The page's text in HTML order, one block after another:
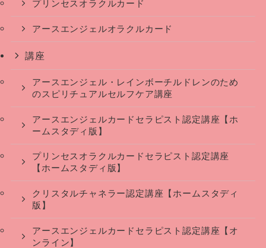
プリンセスオラクルカード
アースエンジェルオラクルカード
講座
アースエンジェル・レインボーチルドレンのため
のスピリチュアルセルフケア講座
アースエンジェルカードセラピスト認定講座【ホ
ームスタディ版】
プリンセスオラクルカードセラピスト認定講座
【ホームスタディ版】
クリスタルチャネラー認定講座【ホームスタディ
版】
アースエンジェルカードセラピスト認定講座【オ
ンライン】